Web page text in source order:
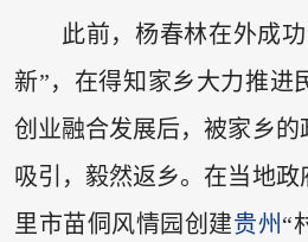
此前，杨春林在外成
新”，在得知家乡大力推进
创业融合发展后，被家乡的
吸引，毅然返乡。在当地
里市苗侗风情园创建贵州 “